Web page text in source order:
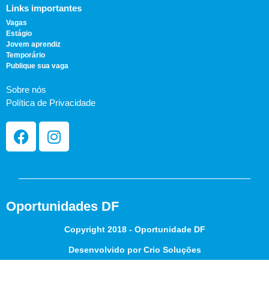
Links importantes
Vagas
Estágio
Jovem aprendiz
Temporário
Publique sua vaga
Sobre nós
Política de Privacidade
Oportunidades DF
Copyright 2018 - Oportunidade DF
Desenvolvido por Crio Soluções